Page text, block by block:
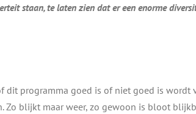
staan, te laten zien dat er een enorme
programma goed is of niet goed is wordt
blijkt maar weer, zo gewoon is bloot